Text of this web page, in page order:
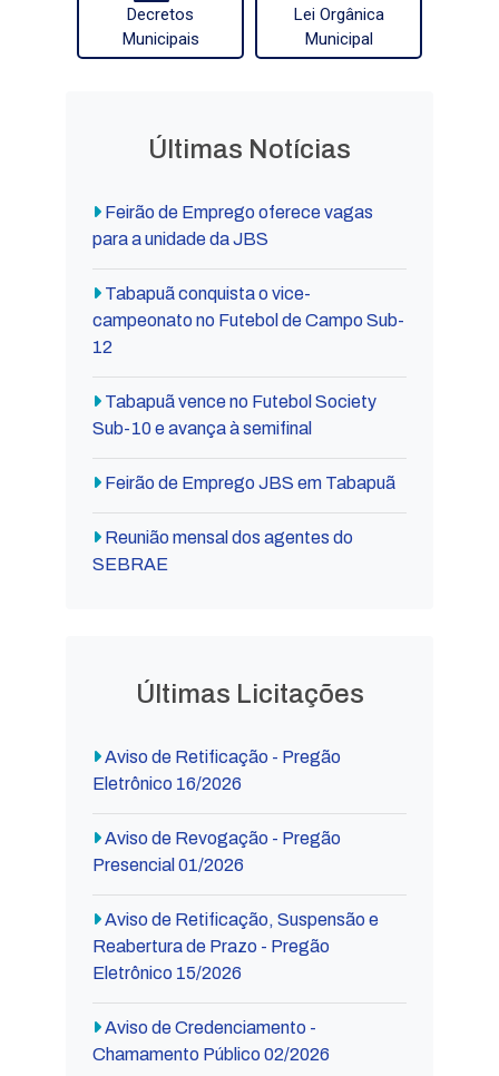
Decretos
Municipais
Lei Orgânica
Municipal
Últimas Notícias
Feirão de Emprego oferece vagas
para a unidade da JBS
Tabapuã conquista o vice-
campeonato no Futebol de Campo Sub-
12
Tabapuã vence no Futebol Society
Sub-10 e avança à semifinal
Feirão de Emprego JBS em Tabapuã
Reunião mensal dos agentes do
SEBRAE
Últimas Licitações
Aviso de Retificação - Pregão
Eletrônico 16/2026
Aviso de Revogação - Pregão
Presencial 01/2026
Aviso de Retificação, Suspensão e
Reabertura de Prazo - Pregão
Eletrônico 15/2026
Aviso de Credenciamento -
Chamamento Público 02/2026